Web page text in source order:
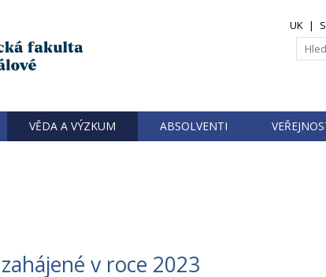
UK |
VĚDA A VÝZKUM ABSOLVENTI
v roce 2023